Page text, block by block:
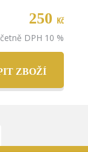
250 Kč
DPH 10 %
ZBOŽÍ